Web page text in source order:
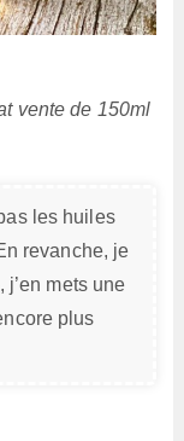
vente de 150ml
les huiles
revanche, je
j’en mets une
plus